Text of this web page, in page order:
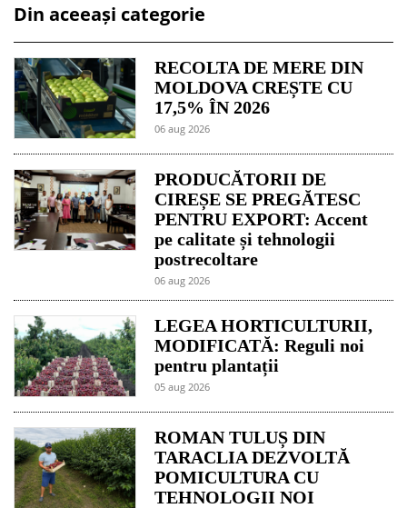
Din aceeași categorie
RECOLTA DE MERE DIN
MOLDOVA CREȘTE CU
17,5% ÎN 2026
06 aug 2026
PRODUCĂTORII DE
CIREȘE SE PREGĂTESC
PENTRU EXPORT: Accent
pe calitate și tehnologii
postrecoltare
06 aug 2026
LEGEA HORTICULTURII,
MODIFICATĂ: Reguli noi
pentru plantații
05 aug 2026
ROMAN TULUȘ DIN
TARACLIA DEZVOLTĂ
POMICULTURA CU
TEHNOLOGII NOI